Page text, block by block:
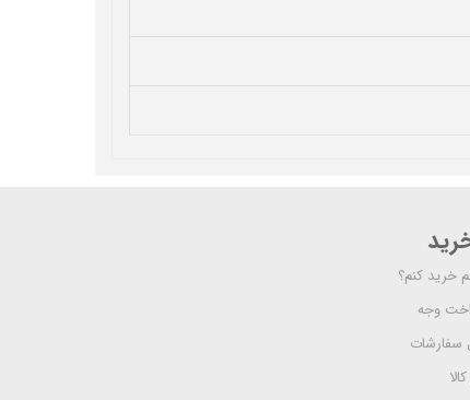
خرید کنم؟
وجه
سفارشات